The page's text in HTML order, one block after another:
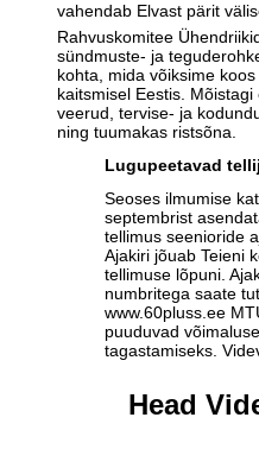
vahendab Elvast pärit
Rahvuskomitee
sündmuste- ja
kohta, mida võiksime
kaitsmisel Eestis.
veerud, tervise- ja
ning tuumakas ristsõna.
Lugupeetavad
Seoses ilmumise
septembrist
tellimus seenioride
Ajakiri jõuab Teieni
tellimuse lõpuni.
numbritega saate
www.60pluss.ee
puuduvad
tagastamiseks.
Head